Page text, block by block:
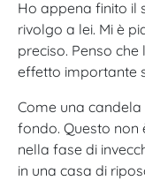
Ho appena finito il
rivolgo a lei. Mi è
preciso. Penso
effetto importante
Come una
fondo. Questo non
nella fase di
in una casa di